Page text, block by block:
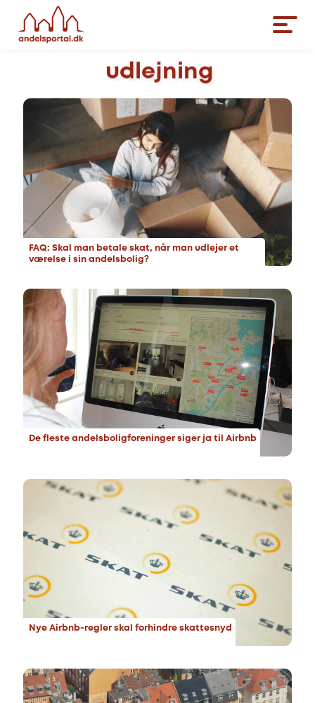
udlejning
FAQ: Skal man betale skat, når man udlejer et
værelse i sin andelsbolig?
De fleste andelsboligforeninger siger ja til Airbnb
Nye Airbnb-regler skal forhindre skattesnyd